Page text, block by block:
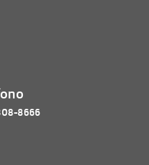
8666